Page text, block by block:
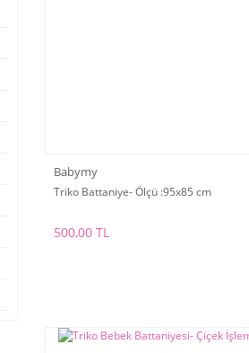
Babymy
Triko Battaniye- Ölçü :95x85 cm
500,00 TL